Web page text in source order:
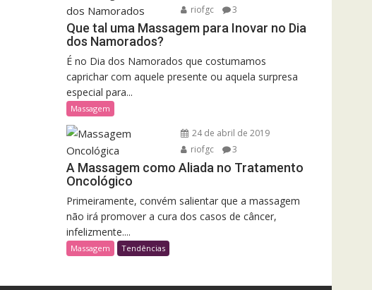
riofgc
3
Que tal uma Massagem para Inovar no Dia
dos Namorados?
É no Dia dos Namorados que costumamos
caprichar com aquele presente ou aquela surpresa
especial para...
Massagem
24 de abril de 2019
riofgc
3
A Massagem como Aliada no Tratamento
Oncológico
Primeiramente, convém salientar que a massagem
não irá promover a cura dos casos de câncer,
infelizmente....
Massagem Tendências